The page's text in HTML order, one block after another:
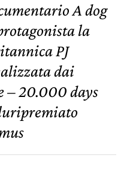
A dog
la
PJ
dai
– 20.000 days